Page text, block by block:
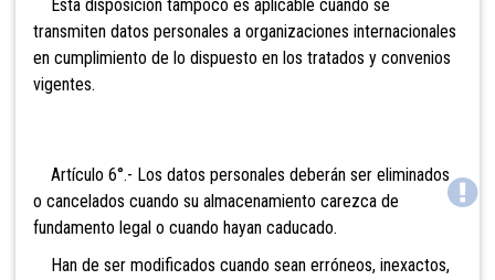
Esta disposición tampoco es aplicable cuando se
transmiten datos personales a organizaciones internacionales
en cumplimiento de lo dispuesto en los tratados y convenios
vigentes.
Artículo 6°.- Los datos personales deberán ser eliminados
o cancelados cuando su almacenamiento carezca de
fundamento legal o cuando hayan caducado.
Han de ser modificados cuando sean erróneos, inexactos,